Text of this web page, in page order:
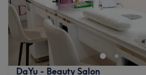
Suchst du einen ausgezeichneten
Dann ist der Salon Queen Beauty
dich gemacht. Hier wirst du verwöhnt
individuelle Wunschfrisur wird mit
gefunden.
DaYu - Beauty Salon